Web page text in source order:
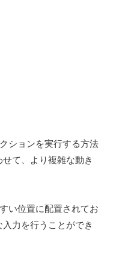
ションを実行する方法
て、より複雑な動き
い位置に配置されてお
力を行うことができ